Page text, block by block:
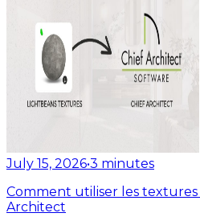
July 15, 2026•3 minutes
Comment utiliser les textures
Architect